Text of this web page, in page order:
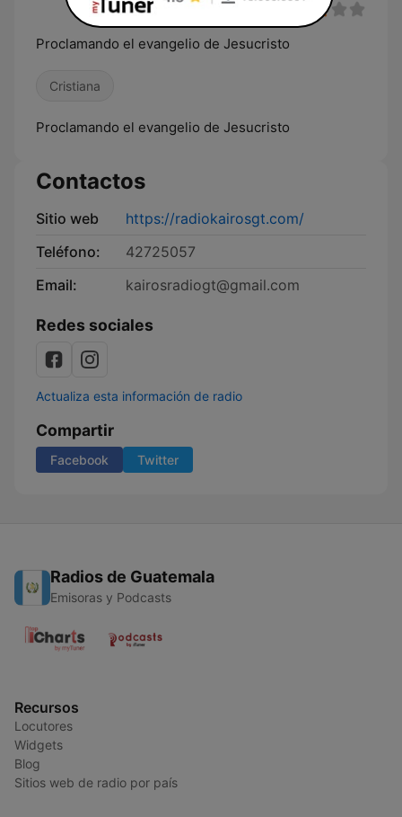
Proclamando el evangelio de Jesucristo
Cristiana
Proclamando el evangelio de Jesucristo
Contactos
Sitio web
https://radiokairosgt.com/
Teléfono:
42725057
Email:
kairosradiogt@gmail.com
Redes sociales
Actualiza esta información de radio
Compartir
Facebook Twitter
Radios de Guatemala
Emisoras y Podcasts
Recursos
Locutores
Widgets
Blog
Sitios web de radio por país